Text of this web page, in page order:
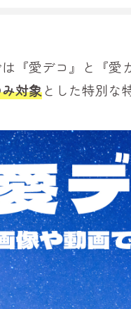
『愛デコ』と『愛
対象とした特別な